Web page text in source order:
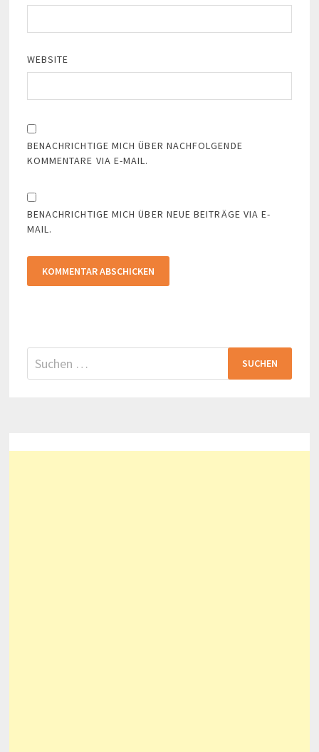
WEBSITE
BENACHRICHTIGE MICH ÜBER NACHFOLGENDE
KOMMENTARE VIA E-MAIL.
BENACHRICHTIGE MICH ÜBER NEUE BEITRÄGE VIA E-
MAIL.
Suchen
nach: